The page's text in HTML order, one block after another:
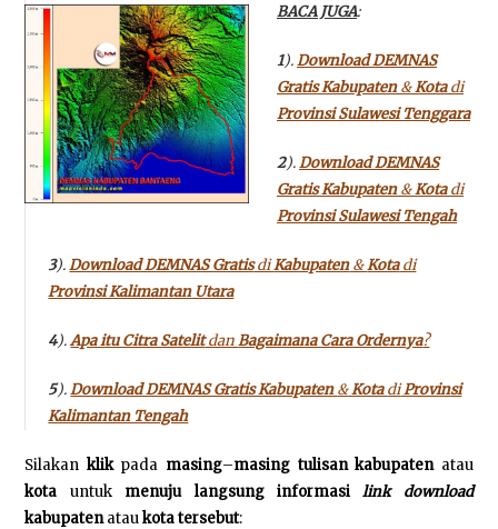
BACA JUGA:
1).Download DEMNAS
Gratis Kabupaten&Kotadi
Provinsi Sulawesi Tenggara
2).Download DEMNAS
Gratis Kabupaten&Kotadi
Provinsi Sulawesi Tengah
3).Download DEMNAS GratisdiKabupaten&Kotadi
Provinsi Kalimantan Utara
4).Apa itu Citra SatelitdanBagaimana Cara Ordernya?
5).Download DEMNAS Gratis Kabupaten&KotadiProvinsi
Kalimantan Tengah
Silakan klik pada masing–masing tulisan kabupaten atau
kota untukmenuju langsung informasilink download
kabupatenataukota tersebut: